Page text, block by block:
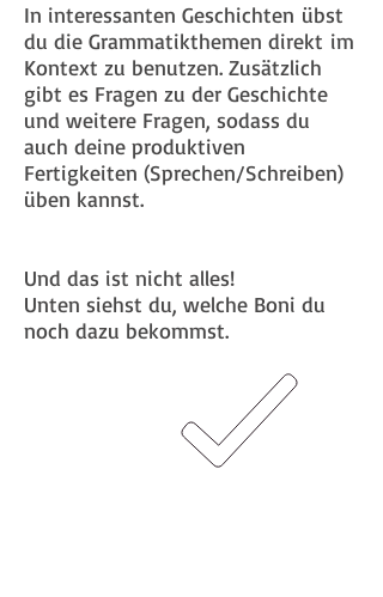
In interessanten Geschichten übst
du die Grammatikthemen direkt im
Kontext zu benutzen. Zusätzlich
gibt es Fragen zu der Geschichte
und weitere Fragen, sodass du
auch deine produktiven
Fertigkeiten (Sprechen/Schreiben)
üben kannst.
Und das ist nicht alles!
Unten siehst du, welche Boni du
noch dazu bekommst.